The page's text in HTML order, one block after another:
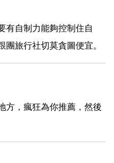
有自制力能夠控制住自
旅行社切莫貪圖便宜。
方，瘋狂為你推薦，然後